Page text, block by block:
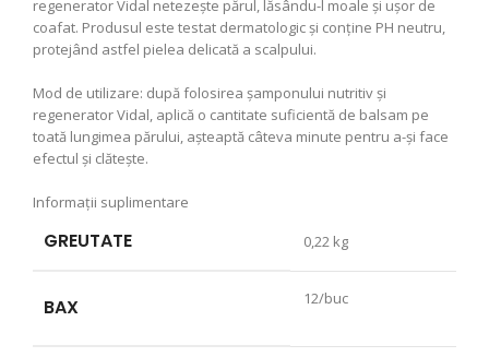
regenerator Vidal netezește părul, lăsându-l moale și ușor de
coafat. Produsul este testat dermatologic și conține PH neutru,
protejând astfel pielea delicată a scalpului.
Mod de utilizare: după folosirea șamponului nutritiv și
regenerator Vidal, aplică o cantitate suficientă de balsam pe
toată lungimea părului, așteaptă câteva minute pentru a-și face
efectul și clătește.
Informații suplimentare
GREUTATE 0,22 kg
BAX 12/buc